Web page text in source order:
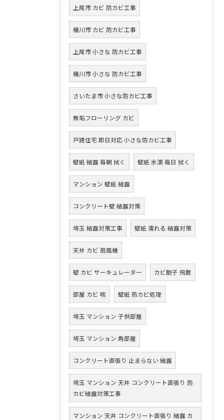
上尾市 カビ 防カビ工事
桶川市 カビ 防カビ工事
上尾市 小さな 防カビ工事
桶川市 小さな 防カビ工事
さいたま市 小さな防カビ工事
無垢フローリング カビ
戸建住宅 即日対応 小さな防カビ工事
壁紙 結露 毎朝 拭く 壁紙 水滴 毎日 拭く
マンション 壁紙 結露
コンクリート壁 結露対策
埼玉 結露対策工事 壁紙 濡れる 結露対策
天井 カビ 扇風機
壁 カビ サーキュレーター カビ胞子 飛散
部屋 カビ 咳 壁紙 防カビ処理
埼玉 マンション 子供部屋
埼玉 マンション 角部屋
コンクリート直張り 止まらない 結露
埼玉 マンション 天井 コンクリート直張り 防
カビ結露対策工事
マンション 天井 コンクリート直張り 結露 カ